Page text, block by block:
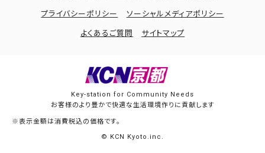
プライバシーポリシー ソーシャルメディアポリシー
よくあるご質問 サイトマップ
Key-station for Community Needs
お客様のより豊かで快適な生活環境作りに貢献します
※表示金額は消費税込の価格です。
© KCN Kyoto.inc.